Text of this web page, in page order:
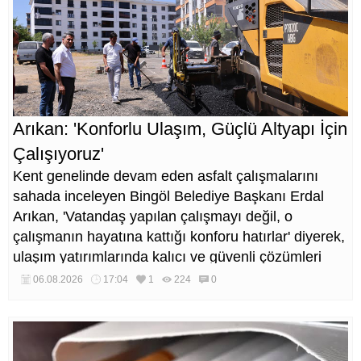
Arıkan: 'Konforlu Ulaşım, Güçlü Altyapı İçin
Çalışıyoruz'
Kent genelinde devam eden asfalt çalışmalarını
sahada inceleyen Bingöl Belediye Başkanı Erdal
Arıkan, 'Vatandaş yapılan çalışmayı değil, o
çalışmanın hayatına kattığı konforu hatırlar' diyerek,
ulaşım yatırımlarında kalıcı ve güvenli çözümleri
öncelediklerini söyledi. Arıkan, bu sezon yaklaşık 40
06.08.2026 17:04 1 224 0